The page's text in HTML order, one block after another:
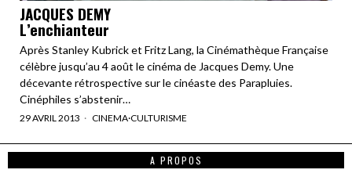
JACQUES DEMY
L’enchianteur
Après Stanley Kubrick et Fritz Lang, la Cinémathèque Française
célèbre jusqu’au 4 août le cinéma de Jacques Demy. Une
décevante rétrospective sur le cinéaste des Parapluies.
Cinéphiles s’abstenir…
29 AVRIL 2013 CINEMA·CULTURISME
A PROPOS